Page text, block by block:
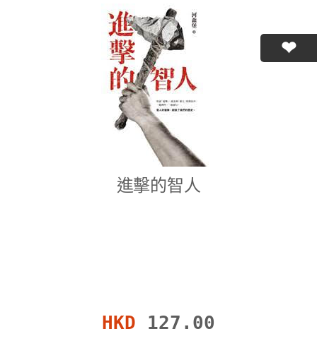
進擊的智人
HKD 127.00